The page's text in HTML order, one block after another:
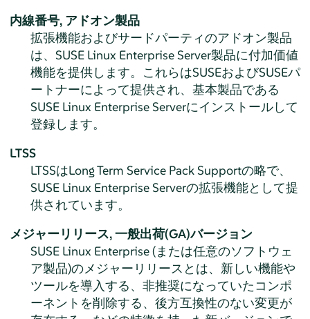
内線番号, アドオン製品
拡張機能およびサードパーティのアドオン製品
は、 SUSE Linux Enterprise Server製品に付加価値
機能を提供します。これらはSUSEおよびSUSEパ
ートナーによって提供され、基本製品である
SUSE Linux Enterprise Serverにインストールして
登録します。
LTSS
LTSSはLong Term Service Pack Supportの略で、
SUSE Linux Enterprise Serverの拡張機能として提
供されています。
メジャーリリース,一般出荷(GA)バージョン
SUSE Linux Enterprise (または任意のソフトウェ
ア製品)のメジャーリリースとは、新しい機能や
ツールを導入する、非推奨になっていたコンポ
ーネントを削除する、後方互換性のない変更が